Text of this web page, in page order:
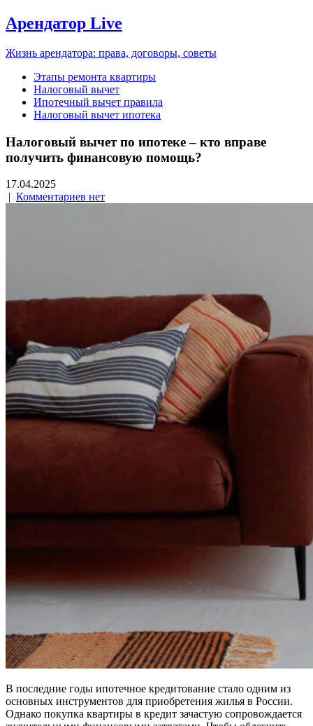
Арендатор Live
Жизнь арендатора: права, договоры, советы
Этапы ремонта квартиры
Налоговый вычет
Ипотечный вычет правила
Налоговый вычет ипотека
Налоговый вычет по ипотеке – кто вправе
получить финансовую помощь?
17.04.2025
| Комментариев нет
В последние годы ипотечное кредитование стало одним из
основных инструментов для приобретения жилья в России.
Однако покупка квартиры в кредит зачастую сопровождается